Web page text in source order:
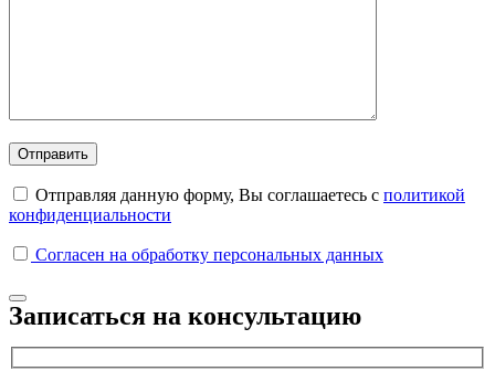
Отправляя данную форму, Вы соглашаетесь с политикой
конфиденциальности
Согласен на обработку персональных данных
Записаться на консультацию